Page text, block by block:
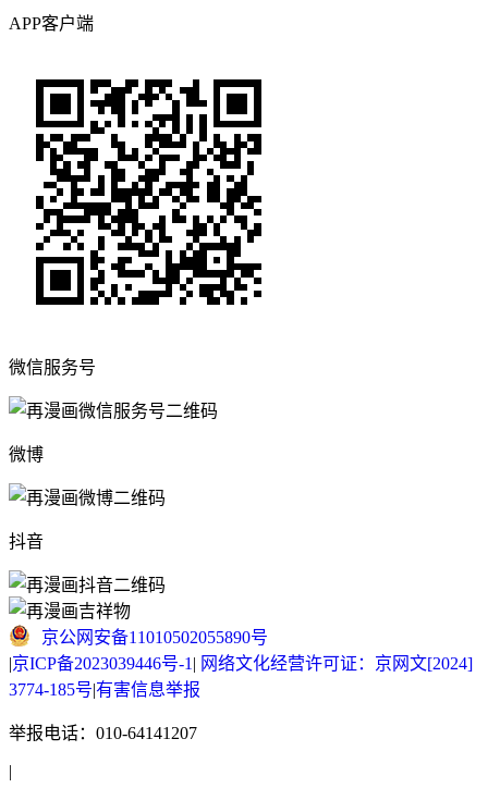
APP客户端
微信服务号
微博
抖音
京公网安备11010502055890号
|京ICP备2023039446号-1 | 网络文化经营许可证：京网文[2024]
3774-185号|有害信息举报
举报电话：010-64141207
|